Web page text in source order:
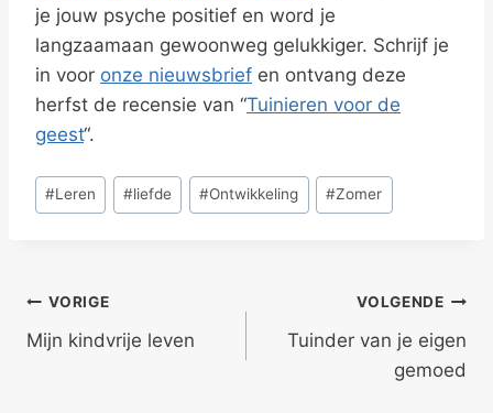
je jouw psyche positief en word je
langzaamaan gewoonweg gelukkiger. Schrijf je
in voor onze nieuwsbrief en ontvang deze
herfst de recensie van “Tuinieren voor de
geest“.
Bericht
tags:
#Leren #liefde #Ontwikkeling #Zomer
Bericht
navigatie
VORIGE
Mijn kindvrije leven
VOLGENDE
Tuinder van je eigen
gemoed